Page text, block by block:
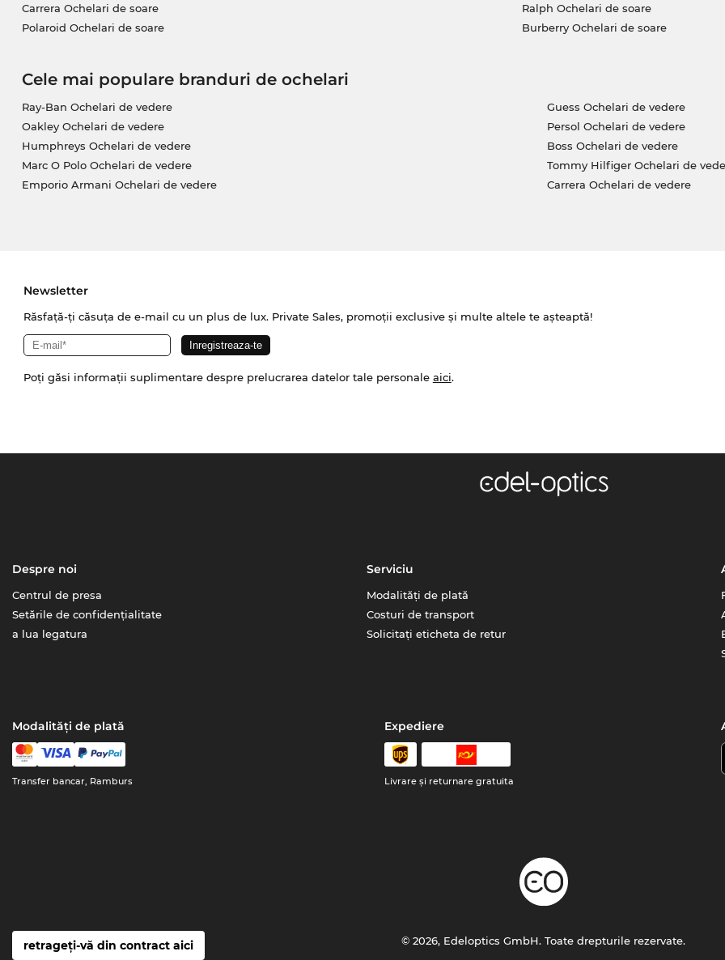
Carrera Ochelari de soare
Polaroid Ochelari de soare
Ralph Ochelari de soare
Burberry Ochelari de soare
Cele mai populare branduri de ochelari
Ray-Ban Ochelari de vedere
Oakley Ochelari de vedere
Humphreys Ochelari de vedere
Marc O Polo Ochelari de vedere
Emporio Armani Ochelari de vedere
Guess Ochelari de vedere
Persol Ochelari de vedere
Boss Ochelari de vedere
Tommy Hilfiger Ochelari de
Carrera Ochelari de vedere
Newsletter
Răsfață-ți căsuța de e-mail cu un plus de lux. Private Sales, promoții exclusive și multe altele te așteaptă!
Poți găsi informații suplimentare despre prelucrarea datelor tale personale aici.
Despre noi
Centrul de presa
Setările de confidențialitate
a lua legatura
Serviciu
Modalități de plată
Costuri de transport
Solicitați eticheta de retur
Modalități de plată
Transfer bancar, Ramburs
Expediere
Livrare şi returnare gratuita
retrageți-vă din contract aici © 2026, Edeloptics GmbH. Toate drepturile rezervate.